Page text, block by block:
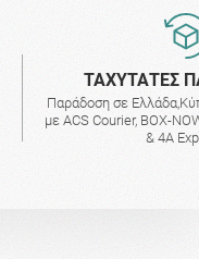
ΤΑΧΥΤΑΤΕΣ
Παράδοση σε
με ACS Courier, BOX-
& 4A